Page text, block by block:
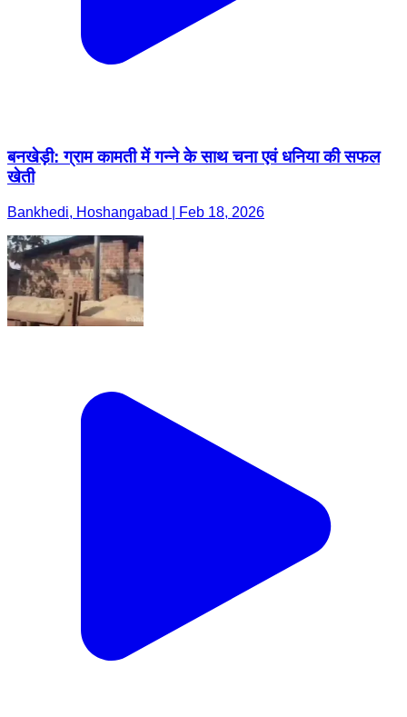
बनखेड़ी: ग्राम कामती में गन्ने के साथ चना एवं धनिया की सफल
खेती
Bankhedi, Hoshangabad | Feb 18, 2026